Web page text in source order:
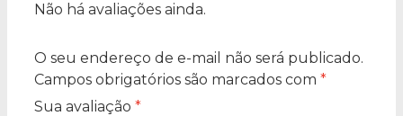
Não há avaliações ainda.
O seu endereço de e-mail não será publicado.
Campos obrigatórios são marcados com *
Sua avaliação *